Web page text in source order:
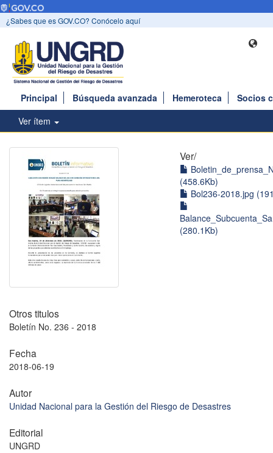
¿Sabes que es GOV.CO? Conócelo aquí
Principal Búsqueda avanzada Hemeroteca
Socios
Ver ítem
Ver/
(458.6Kb)
Bol236-2018.jpg
(280.1Kb)
Otros titulos
Boletín No. 236 - 2018
Fecha
2018-06-19
Autor
Unidad Nacional para la Gestión del Riesgo de Desastres
Editorial
UNGRD